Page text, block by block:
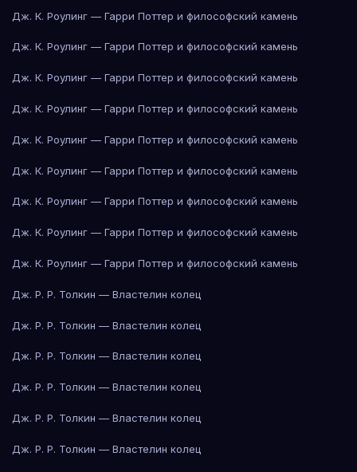
Дж. К. Роулинг — Гарри Поттер и философский камень
Дж. К. Роулинг — Гарри Поттер и философский камень
Дж. К. Роулинг — Гарри Поттер и философский камень
Дж. К. Роулинг — Гарри Поттер и философский камень
Дж. К. Роулинг — Гарри Поттер и философский камень
Дж. К. Роулинг — Гарри Поттер и философский камень
Дж. К. Роулинг — Гарри Поттер и философский камень
Дж. К. Роулинг — Гарри Поттер и философский камень
Дж. К. Роулинг — Гарри Поттер и философский камень
Дж. Р. Р. Толкин — Властелин колец
Дж. Р. Р. Толкин — Властелин колец
Дж. Р. Р. Толкин — Властелин колец
Дж. Р. Р. Толкин — Властелин колец
Дж. Р. Р. Толкин — Властелин колец
Дж. Р. Р. Толкин — Властелин колец